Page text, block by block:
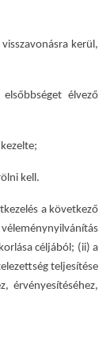
kerül,
élvező
kell.
a következő
céljából; (ii) a
teljesítése
érvényesítéséhez,